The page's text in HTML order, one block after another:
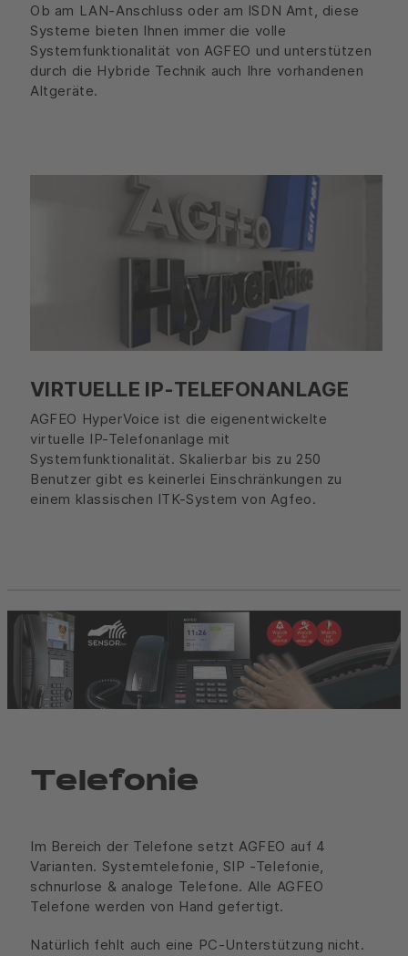
Ob am LAN-Anschluss oder am ISDN Amt, diese
Systeme bieten Ihnen immer die volle
Systemfunktionalität von AGFEO und unterstützen
durch die Hybride Technik auch Ihre vorhandenen
Altgeräte.
VIRTUELLE IP-TELEFONANLAGE
AGFEO HyperVoice ist die eigenentwickelte
virtuelle IP-Telefonanlage mit
Systemfunktionalität. Skalierbar bis zu 250
Benutzer gibt es keinerlei Einschränkungen zu
einem klassischen ITK-System von Agfeo.
Telefonie
Im Bereich der Telefone setzt AGFEO auf 4
Varianten. Systemtelefonie, SIP -Telefonie,
schnurlose & analoge Telefone. Alle AGFEO
Telefone werden von Hand gefertigt.
Natürlich fehlt auch eine PC-Unterstützung nicht.